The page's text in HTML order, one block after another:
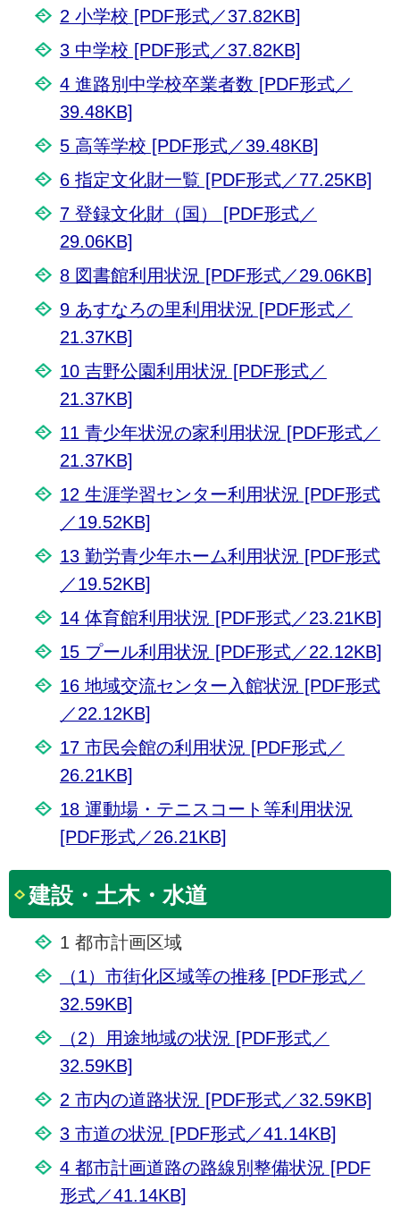
2 小学校 [PDF形式／37.82KB]
3 中学校 [PDF形式／37.82KB]
4 進路別中学校卒業者数 [PDF形式／
39.48KB]
5 高等学校 [PDF形式／39.48KB]
6 指定文化財一覧 [PDF形式／77.25KB]
7 登録文化財（国） [PDF形式／
29.06KB]
8 図書館利用状況 [PDF形式／29.06KB]
9 あすなろの里利用状況 [PDF形式／
21.37KB]
10 吉野公園利用状況 [PDF形式／
21.37KB]
11 青少年状況の家利用状況 [PDF形式／
21.37KB]
12 生涯学習センター利用状況 [PDF形式
／19.52KB]
13 勤労青少年ホーム利用状況 [PDF形式
／19.52KB]
14 体育館利用状況 [PDF形式／23.21KB]
15 プール利用状況 [PDF形式／22.12KB]
16 地域交流センター入館状況 [PDF形式
／22.12KB]
17 市民会館の利用状況 [PDF形式／
26.21KB]
18 運動場・テニスコート等利用状況
[PDF形式／26.21KB]
建設・土木・水道
1 都市計画区域
（1）市街化区域等の推移 [PDF形式／
32.59KB]
（2）用途地域の状況 [PDF形式／
32.59KB]
2 市内の道路状況 [PDF形式／32.59KB]
3 市道の状況 [PDF形式／41.14KB]
4 都市計画道路の路線別整備状況 [PDF
形式／41.14KB]